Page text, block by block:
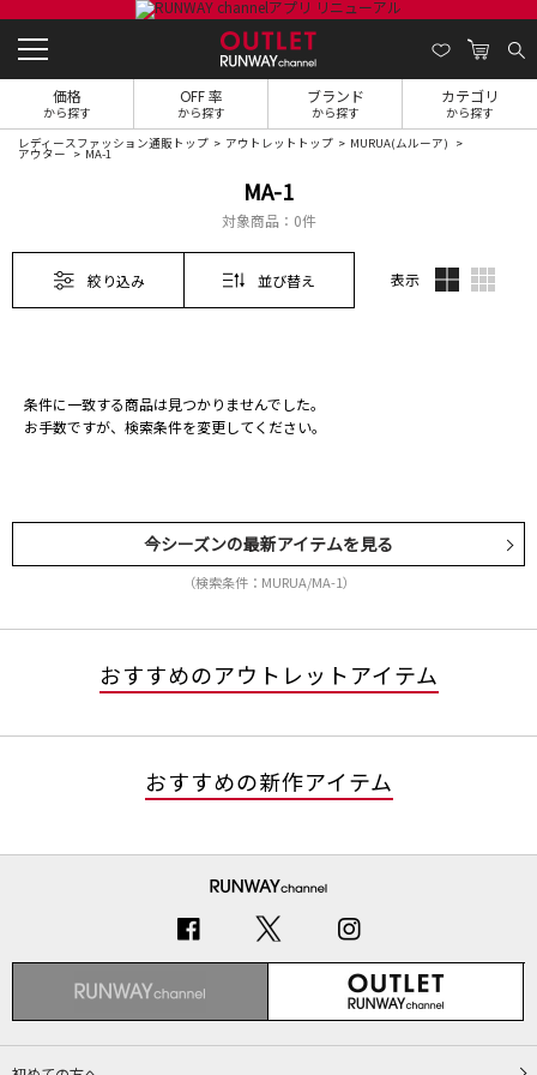
価格
から探す
OFF 率
から探す
ブランド
から探す
カテゴリ
から探す
レディースファッション通販トップ アウトレットトップ MURUA(ムルーア)
アウター MA-1
MA-1
対象商品： 0件
絞り込み 並び替え 表示
条件に一致する商品は見つかりませんでした。
お手数ですが、検索条件を変更してください。
今シーズンの最新アイテムを見る
（検索条件：MURUA/MA-1）
おすすめのアウトレットアイテム
おすすめの新作アイテム